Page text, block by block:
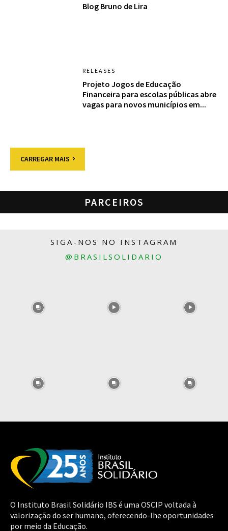
Blog Bruno de Lira
RELEASES
Projeto Jogos de Educação
Financeira para escolas públicas abre
vagas para novos municípios em...
CARREGAR MAIS
PARCEIROS
SIGA-NOS NO INSTAGRAM
@BRASILSOLIDARIO
O Instituto Brasil Solidário IBS é uma OSCIP voltada à
valorização do ser humano, oferecendo-lhe oportunidades
por meio da Educação.